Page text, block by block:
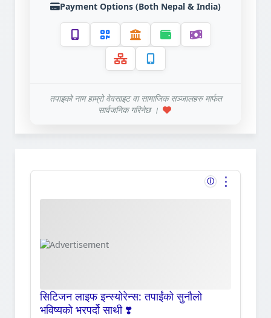
Payment Options (Both Nepal & India)
तपाइको नाम हाम्रो वेवसाइट वा सामाजिक सञ्जालहरु मार्फत
सार्वजनिक गरिनेछ ।
ⓘ ⋮
सिटिजन लाइफ इन्स्योरेन्स: तपाईंको सुनौलो
भविष्यको भरपर्दो साथी ❣️